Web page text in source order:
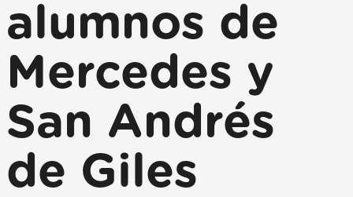
alumnos de
Mercedes y
San Andrés
de Giles